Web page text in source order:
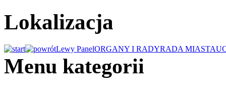
Lokalizacja
Lewy PanelORGANY I RADYRADA MIASTA
Menu kategorii